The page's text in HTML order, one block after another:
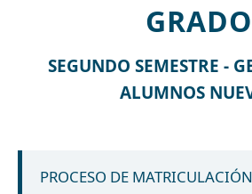
GRADO
SEGUNDO SEMESTRE -
ALUMNOS
PROCESO DE MATRICULACIÓN